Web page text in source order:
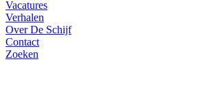
Vacatures
Verhalen
Over De Schijf
Contact
Zoeken